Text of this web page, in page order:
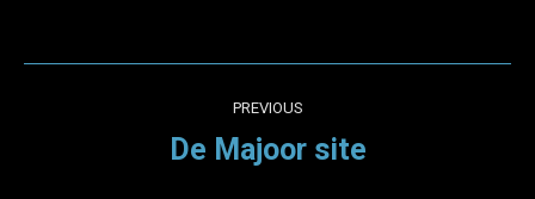
navigation
PREVIOUS
Previous
De Majoor site